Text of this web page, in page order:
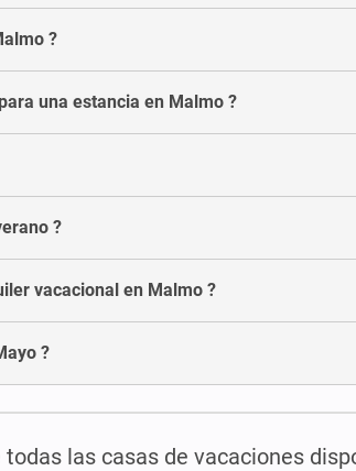
?
una estancia en Malmo ?
?
vacacional en Malmo ?
?
las casas de vacaciones